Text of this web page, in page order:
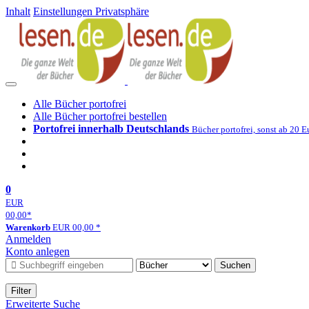
Inhalt Einstellungen Privatsphäre
Alle Bücher portofrei
Alle Bücher portofrei bestellen
Portofrei innerhalb Deutschlands Bücher portofrei, sonst ab 20
0
EUR
00,00*
Warenkorb EUR 00,00 *
Anmelden
Konto anlegen
Suchen
Filter
Erweiterte Suche